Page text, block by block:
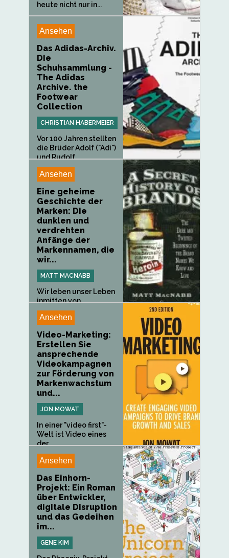
heute nicht nur in...
Ansehen
Das Adidas-Archiv.
Die
Schuhsammlung -
The Adidas
Archive. the
Footwear
Collection
CHRISTIAN HABERMEIER
Vor 100 Jahren stellten
die Brüder Adolf ("Adi")
und Rudolf...
Ansehen
Eine geheime
Geschichte der
Marken: Die
dunklen und
verdrehten
Anfänge der
Markennamen, die
wir...
MATT MACNABB
Wir leben unser Leben
inmitten von
Markenartikeln...
Ansehen
Video-Marketing:
Erstellen Sie
ansprechende
Videokampagnen
zur Förderung von
Markenwachstum
und...
JON MOWAT
In einer "video first"-
Welt ist Video eines
der...
Ansehen
Das Einhorn-
Projekt: Ein Roman
über Entwickler,
digitale Disruption
und das Gedeihen
im...
GENE KIM